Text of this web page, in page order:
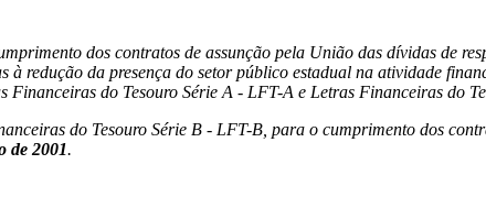
dos contratos de assunção pela União das dívidas de
à redução da presença do setor público estadual na atividade
Financeiras do Tesouro Série A - LFT-A e Letras Financeiras do
do Tesouro Série B - LFT-B, para o cumprimento dos
de 2001.